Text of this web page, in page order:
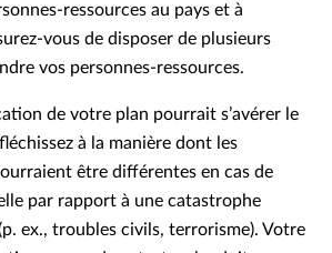
ressources au pays et à
vous de disposer de plusieurs
vos personnes-ressources.
de votre plan pourrait s’avérer le
à la manière dont les
être différentes en cas de
par rapport à une catastrophe
ex., troubles civils, terrorisme). Votre